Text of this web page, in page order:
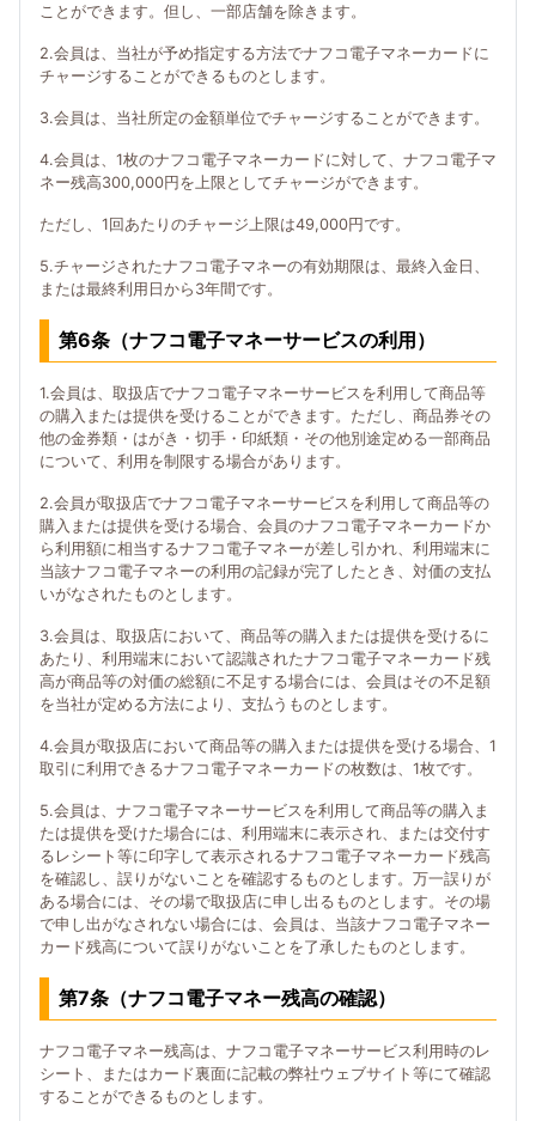
ことができます。但し、一部店舗を除きます。
2.会員は、当社が予め指定する方法でナフコ電子マネーカードに
チャージすることができるものとします。
3.会員は、当社所定の金額単位でチャージすることができます。
4.会員は、1枚のナフコ電子マネーカードに対して、ナフコ電子マ
ネー残高300,000円を上限としてチャージができます。
ただし、1回あたりのチャージ上限は49,000円です。
5.チャージされたナフコ電子マネーの有効期限は、最終入金日、
または最終利用日から3年間です。
第6条（ナフコ電子マネーサービスの利用）
1.会員は、取扱店でナフコ電子マネーサービスを利用して商品等
の購入または提供を受けることができます。ただし、商品券その
他の金券類・はがき・切手・印紙類・その他別途定める一部商品
について、利用を制限する場合があります。
2.会員が取扱店でナフコ電子マネーサービスを利用して商品等の
購入または提供を受ける場合、会員のナフコ電子マネーカードか
ら利用額に相当するナフコ電子マネーが差し引かれ、利用端末に
当該ナフコ電子マネーの利用の記録が完了したとき、対価の支払
いがなされたものとします。
3.会員は、取扱店において、商品等の購入または提供を受けるに
あたり、利用端末において認識されたナフコ電子マネーカード残
高が商品等の対価の総額に不足する場合には、会員はその不足額
を当社が定める方法により、支払うものとします。
4.会員が取扱店において商品等の購入または提供を受ける場合、1
取引に利用できるナフコ電子マネーカードの枚数は、1枚です。
5.会員は、ナフコ電子マネーサービスを利用して商品等の購入ま
たは提供を受けた場合には、利用端末に表示され、または交付す
るレシート等に印字して表示されるナフコ電子マネーカード残高
を確認し、誤りがないことを確認するものとします。万一誤りが
ある場合には、その場で取扱店に申し出るものとします。その場
で申し出がなされない場合には、会員は、当該ナフコ電子マネー
カード残高について誤りがないことを了承したものとします。
第7条（ナフコ電子マネー残高の確認）
ナフコ電子マネー残高は、ナフコ電子マネーサービス利用時のレ
シート、またはカード裏面に記載の弊社ウェブサイト等にて確認
することができるものとします。